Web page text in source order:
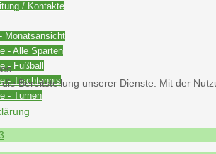
/ Kontakte
Monatsansicht
- Alle Sparten
- Fußball
- Tischtennis
- Turnen
Bereitstellung unserer Dienste. Mit der